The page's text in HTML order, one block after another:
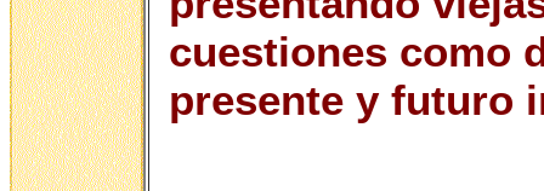
cuestiones como
presente y futuro